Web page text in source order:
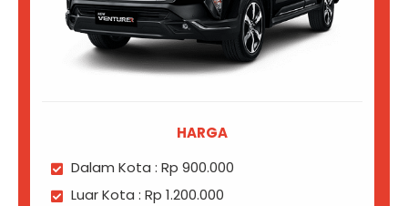
HARGA
Dalam Kota : Rp 900.000
Luar Kota : Rp 1.200.000